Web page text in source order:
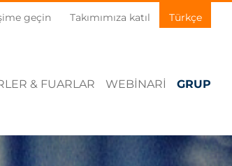
geçin Takımımıza katıl Türkçe
& FUARLAR WEBINARI GRUP